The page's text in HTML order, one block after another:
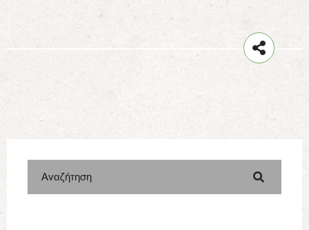
Αναζήτηση